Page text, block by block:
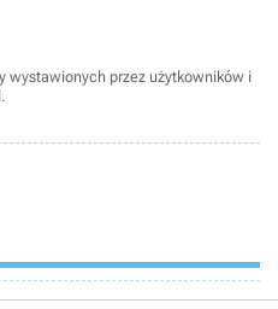
wystawionych przez użytkowników i